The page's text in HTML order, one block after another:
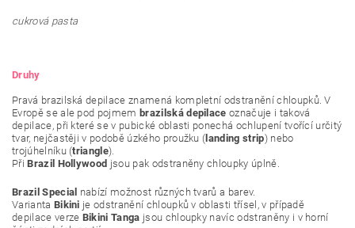
cukrová pasta
Druhy
Pravá brazilská depilace znamená kompletní odstranění chloupků. V
Evropě se ale pod pojmem brazilská depilace označuje i taková
depilace, při které se v pubické oblasti ponechá ochlupení tvořící určitý
tvar, nejčastěji v podobě úzkého proužku ( landing strip) nebo
trojúhelníku (triangle).
PřiBrazil Hollywood jsou pak odstraněny chloupky úplně.
Brazil Special nabízí možnost různých tvarů a barev.
Varianta Bikini je odstranění chloupků v oblasti třísel, v případě
depilace verze Bikini Tanga jsou chloupky navíc odstraněny i v horní